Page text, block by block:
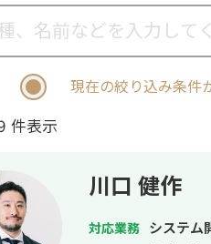
現在の絞り込み条件
件表示
川口 健作
対応業務
システム